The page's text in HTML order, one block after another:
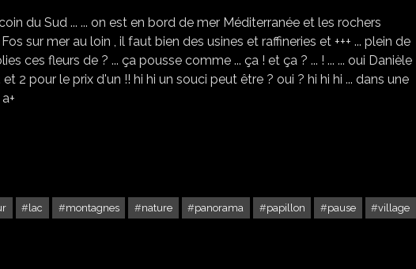
du Sud ... ... on est en bord de mer Méditerranée et les rochers
sur mer au loin , il faut bien des usines et raffineries et +++ ... plein de
ces fleurs de ? ... ça pousse comme ... ça ! et ça ? ... ! ... ... oui Danièle
et 2 pour le prix d'un !! hi hi un souci peut être ? oui ? hi hi hi ... dans une
lac montagnes nature panorama papillon pause village